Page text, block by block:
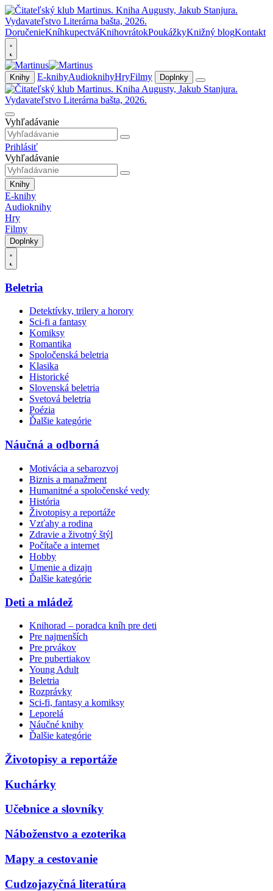
DoručenieKníhkupectváKnihovrátokPoukážkyKnižný blogKontakt
Knihy E-knihyAudioknihyHryFilmy Doplnky
Vyhľadávanie
Prihlásiť
Vyhľadávanie
Knihy
E-knihy
Audioknihy
Hry
Filmy
Doplnky
Beletria
Detektívky, trilery a horory
Sci-fi a fantasy
Komiksy
Romantika
Spoločenská beletria
Klasika
Historické
Slovenská beletria
Svetová beletria
Poézia
Ďalšie kategórie
Náučná a odborná
Motivácia a sebarozvoj
Biznis a manažment
Humanitné a spoločenské vedy
História
Životopisy a reportáže
Vzťahy a rodina
Zdravie a životný štýl
Počítače a internet
Hobby
Umenie a dizajn
Ďalšie kategórie
Deti a mládež
Knihorad – poradca kníh pre deti
Pre najmenších
Pre prvákov
Pre pubertiakov
Young Adult
Beletria
Rozprávky
Sci-fi, fantasy a komiksy
Leporelá
Náučné knihy
Ďalšie kategórie
Životopisy a reportáže
Kuchárky
Učebnice a slovníky
Náboženstvo a ezoterika
Mapy a cestovanie
Cudzojazyčná literatúra